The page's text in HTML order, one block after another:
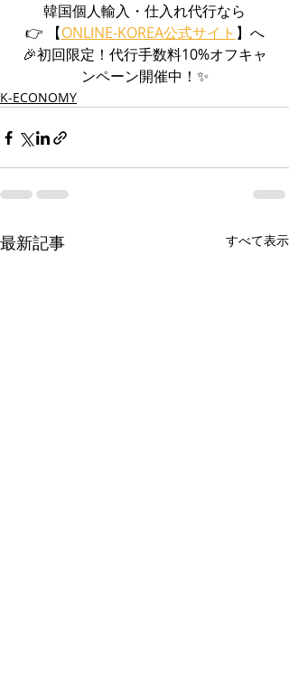
韓国個人輸入・仕入れ代行なら
👉 【ONLINE-KOREA公式サイト 】へ
🎉初回限定！代行手数料10%オフキャ
ンペーン開催中！✨
K-ECONOMY
最新記事 すべて表示